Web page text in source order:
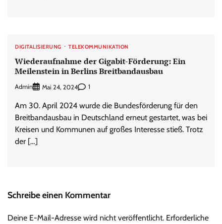
DIGITALISIERUNG TELEKOMMUNIKATION
Wiederaufnahme der Gigabit-Förderung: Ein
Meilenstein in Berlins Breitbandausbau
Admin Mai 24, 2024 1
Am 30. April 2024 wurde die Bundesförderung für den
Breitbandausbau in Deutschland erneut gestartet, was bei
Kreisen und Kommunen auf großes Interesse stieß. Trotz
der […]
Schreibe einen Kommentar
Deine E-Mail-Adresse wird nicht veröffentlicht. Erforderliche